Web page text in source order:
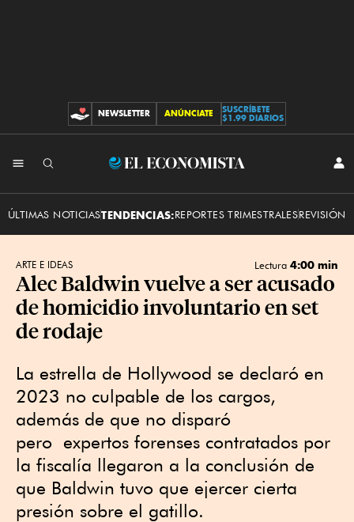
CONTRIBUCIONES
NEWSLETTER ANÚNCIATE
SUSCRÍBETE
$1.99 DIARIOS
El
ÚLTIMAS NOTICIASTENDENCIAS:REPORTES TRIMESTRALESREVISIÓN
ARTE E IDEAS Lectura 4:00 min
Alec Baldwin vuelve a ser acusado
de homicidio involuntario en set
de rodaje
La estrella de Hollywood se declaró en
2023 no culpable de los cargos,
además de que no disparó
pero expertos forenses contratados por
la fiscalía llegaron a la conclusión de
que Baldwin tuvo que ejercer cierta
presión sobre el gatillo.